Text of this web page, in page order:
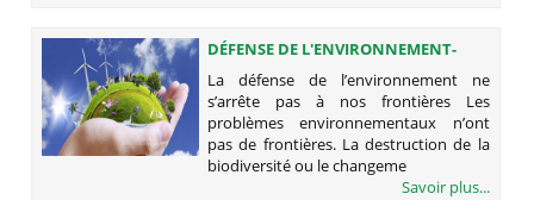
DÉFENSE DE L'ENVIRONNEMENT-
PARTENAIRES - DURABILITÉ
La défense de l’environnement ne
s’arrête pas à nos frontières Les
problèmes environnementaux n’ont
pas de frontières. La destruction de la
biodiversité ou le changeme
Savoir plus...